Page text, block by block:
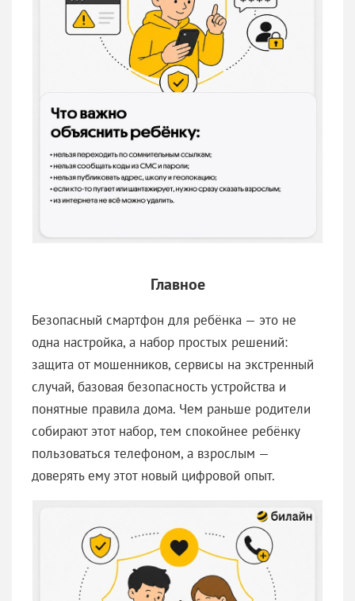
Главное
Безопасный смартфон для ребёнка — это не
одна настройка, а набор простых решений:
защита от мошенников, сервисы на экстренный
случай, базовая безопасность устройства и
понятные правила дома. Чем раньше родители
собирают этот набор, тем спокойнее ребёнку
пользоваться телефоном, а взрослым —
доверять ему этот новый цифровой опыт.